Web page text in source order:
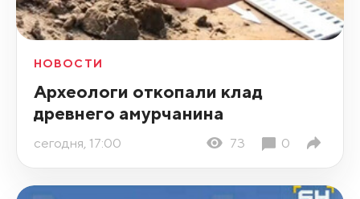
НОВОСТИ
Археологи откопали клад
древнего амурчанина
сегодня, 17:00 73 0